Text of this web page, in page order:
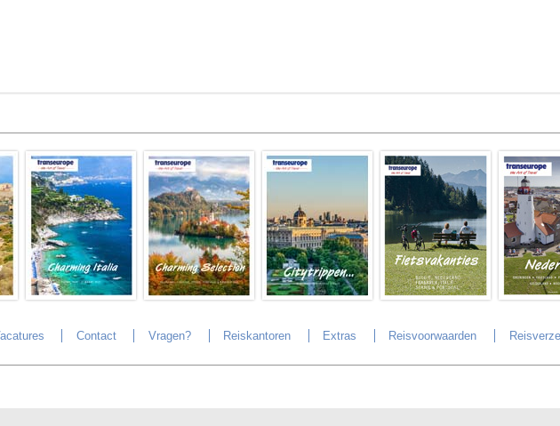
Contact Vragen? Reiskantoren Extras Reisvoorwaarden